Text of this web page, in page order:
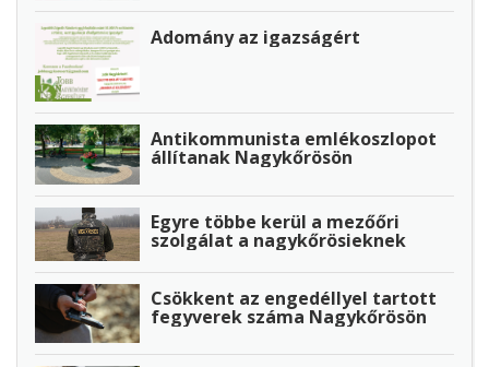
Adomány az igazságért
Antikommunista emlékoszlopot
állítanak Nagykőrösön
Egyre többe kerül a mezőőri
szolgálat a nagykőrösieknek
Csökkent az engedéllyel tartott
fegyverek száma Nagykőrösön